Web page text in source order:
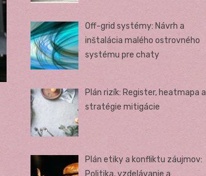
Off-grid systémy: Návrh a
inštalácia malého ostrovného
systému pre chaty
Plán rizík: Register, heatmapa a
stratégie mitigácie
Plán etiky a konfliktu záujmov:
Politika, vzdelávanie a